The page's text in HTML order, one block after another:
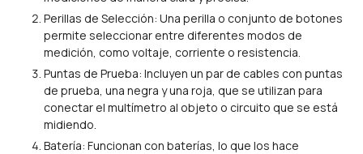
Perillas de Selección: Una perilla o conjunto de botones
permite seleccionar entre diferentes modos de
medición, como voltaje, corriente o resistencia.
Puntas de Prueba: Incluyen un par de cables con puntas
de prueba, una negra y una roja, que se utilizan para
conectar el multímetro al objeto o circuito que se está
midiendo.
Batería: Funcionan con baterías, lo que los hace